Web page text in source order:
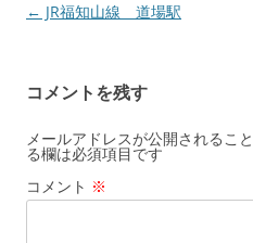
投
ビ
ゲ
ー
シ
← JR福知山線 道場駅
コメントを残す
メールアドレスが公開されるこ
る欄は必須項目です
コメント ※